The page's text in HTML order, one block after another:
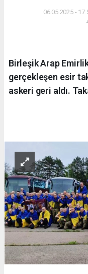
06.05.2025 -
Birleşik Arap
gerçekleşen esir
askeri geri aldı.